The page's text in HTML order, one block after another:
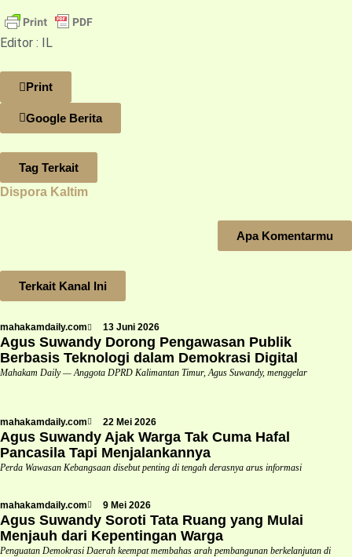
Editor : IL
Print
Google Berita
Tag Terkait
Dispora Kaltim
Apa Komentarmu
Terkait Kanal Ini
mahakamdaily.com 13 Juni 2026
Agus Suwandy Dorong Pengawasan Publik
Berbasis Teknologi dalam Demokrasi Digital
Mahakam Daily — Anggota DPRD Kalimantan Timur, Agus Suwandy, menggelar
mahakamdaily.com 22 Mei 2026
Agus Suwandy Ajak Warga Tak Cuma Hafal
Pancasila Tapi Menjalankannya
Perda Wawasan Kebangsaan disebut penting di tengah derasnya arus informasi
mahakamdaily.com 9 Mei 2026
Agus Suwandy Soroti Tata Ruang yang Mulai
Menjauh dari Kepentingan Warga
Penguatan Demokrasi Daerah keempat membahas arah pembangunan berkelanjutan di